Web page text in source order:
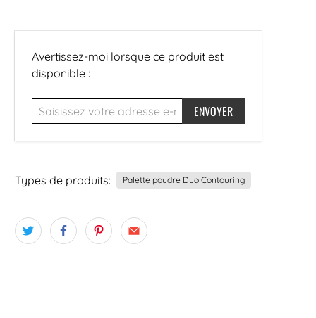
Saisissez
votre
e-
mail...
Avertissez-moi lorsque ce produit est
disponible :
Types de produits: Palette poudre Duo Contouring